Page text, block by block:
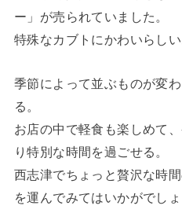
ー」が売られていました。
特殊なカブトにかわいらし
季節によって並ぶものが変
る。
お店の中で軽食も楽しめて
り特別な時間を過ごせる。
西志津でちょっと贅沢な時
を運んでみてはいかがでしょ